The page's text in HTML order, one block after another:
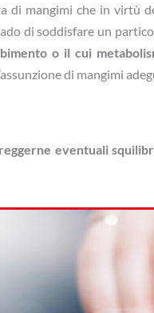
di mangimi che in virtù
di soddisfare un
o il cui
di mangimi
eventuali